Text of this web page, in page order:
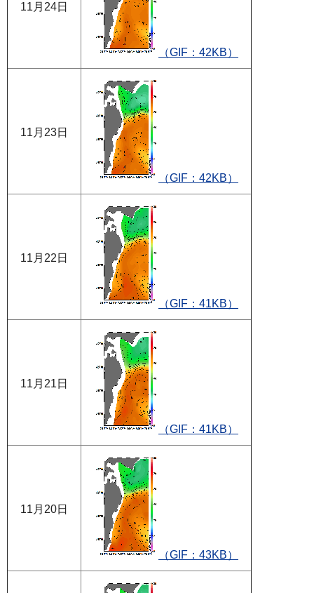
11月24日
（GIF：42KB）
11月23日
（GIF：42KB）
11月22日
（GIF：41KB）
11月21日
（GIF：41KB）
11月20日
（GIF：43KB）